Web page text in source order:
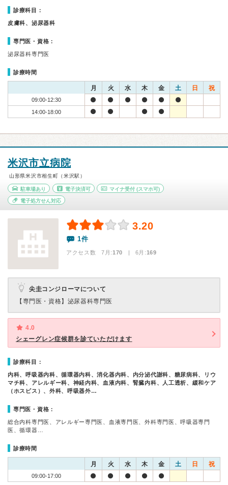
診療科目：
皮膚科、泌尿器科
専門医・資格：
泌尿器科専門医
診療時間
月 火 水 木 金 土 日 祝
09:00-12:30
14:00-18:00
米沢市立病院
山形県米沢市相生町（米沢駅）
駐車場あり 電子決済可 マイナ受付 (スマホ可)
電子処方せん対応
3.20
1件
アクセス数 7月:170 | 6月:169
尖圭コンジローマについて
【専門医・資格】 泌尿器科専門医
4.0
シェーグレン症候群を診ていただけます
診療科目：
内科、呼吸器内科、循環器内科、消化器内科、内分泌代謝科、糖尿病科、リウ
マチ科、アレルギー科、神経内科、血液内科、腎臓内科、人工透析、緩和ケア
（ホスピス）、外科、呼吸器外…
専門医・資格：
総合内科専門医、アレルギー専門医、血液専門医、外科専門医、呼吸器専門
医、循環器…
診療時間
月 火 水 木 金 土 日 祝
09:00-17:00